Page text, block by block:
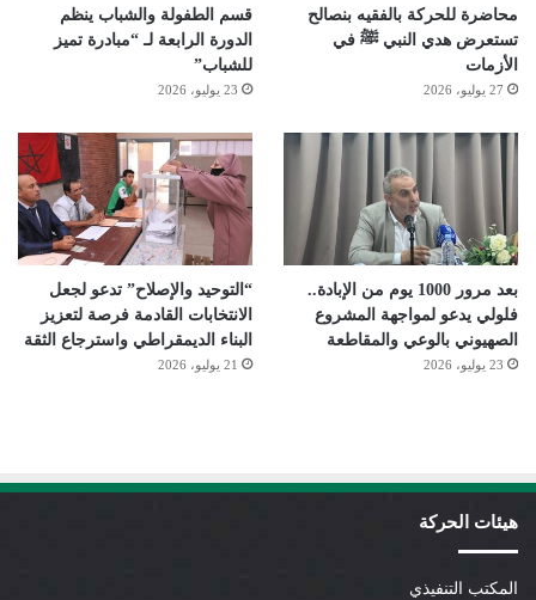
محاضرة للحركة بالفقيه بنصالح
تستعرض هدي النبي ﷺ في
الأزمات
27 يوليو، 2026
قسم الطفولة والشباب ينظم
الدورة الرابعة لـ “مبادرة تميز
للشباب”
23 يوليو، 2026
بعد مرور 1000 يوم من الإبادة..
فلولي يدعو لمواجهة المشروع
الصهيوني بالوعي والمقاطعة
23 يوليو، 2026
“التوحيد والإصلاح” تدعو لجعل
الانتخابات القادمة فرصة لتعزيز
البناء الديمقراطي واسترجاع الثقة
21 يوليو، 2026
هيئات الحركة
المكتب التنفيذي